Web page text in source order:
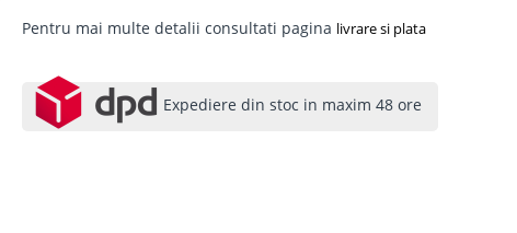
Pentru mai multe detalii consultati pagina livrare si plata
Expediere din stoc in maxim 48 ore